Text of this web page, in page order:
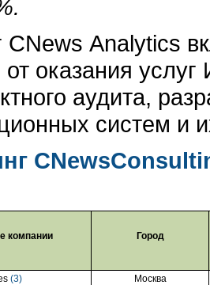
CNews Analytics
оказания услуг
аудита,
систем и
компании Город
(3) Москва